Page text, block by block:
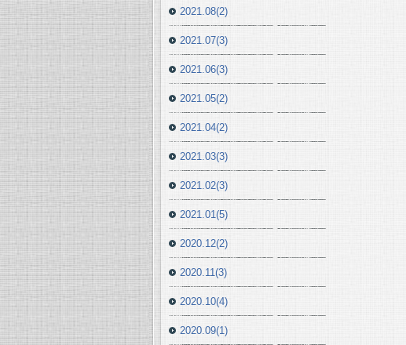
2021.08(2)
2021.07(3)
2021.06(3)
2021.05(2)
2021.04(2)
2021.03(3)
2021.02(3)
2021.01(5)
2020.12(2)
2020.11(3)
2020.10(4)
2020.09(1)